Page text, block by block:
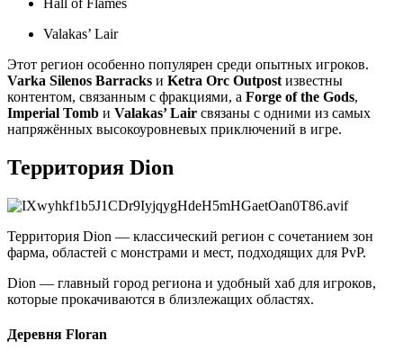
Valakas’ Lair
Этот регион особенно популярен среди опытных игроков.
Varka Silenos Barracks и Ketra Orc Outpost известны
контентом, связанным с фракциями, а Forge of the Gods,
Imperial Tomb и Valakas’ Lair связаны с одними из самых
напряжённых высокоуровневых приключений в игре.
Территория Dion
Территория Dion — классический регион с сочетанием зон
фарма, областей с монстрами и мест, подходящих для PvP.
Dion — главный город региона и удобный хаб для игроков,
которые прокачиваются в близлежащих областях.
Деревня Floran